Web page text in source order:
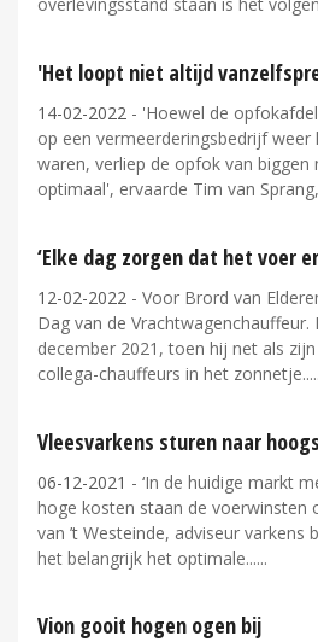
'Het loopt niet altijd
14-02-2022 - 'Hoewel de
op een vermeerderingsbedrijf
waren, verliep de opfok van biggen
optimaal', ervaarde Tim van
‘Elke dag zorgen dat het voer
12-02-2022 - Voor Brord van
Dag van de Vrachtwagenchauffeur.
december 2021, toen hij net als
collega-chauffeurs in het zonnetje...
Vleesvarkens sturen naar
06-12-2021 - ‘In de huidige markt
hoge kosten staan de voerwinsten
van ’t Westeinde, adviseur varkens
het belangrijk het optimale...
Vion gooit hogen ogen bij